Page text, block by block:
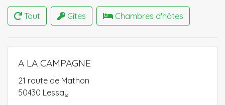
Tout Gîtes Chambres d'hôtes
A LA CAMPAGNE
21 route de Mathon
50430 Lessay